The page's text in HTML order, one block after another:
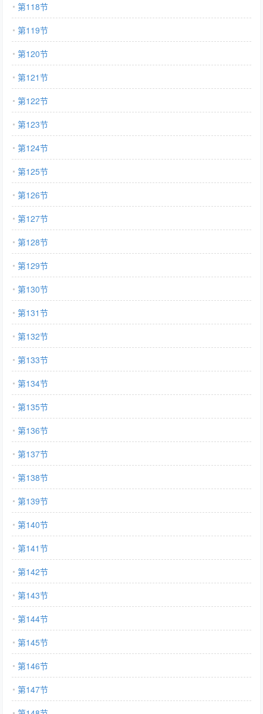
第118节
第119节
第120节
第121节
第122节
第123节
第124节
第125节
第126节
第127节
第128节
第129节
第130节
第131节
第132节
第133节
第134节
第135节
第136节
第137节
第138节
第139节
第140节
第141节
第142节
第143节
第144节
第145节
第146节
第147节